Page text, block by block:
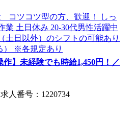
作】未経験でも時給1,450円！／
人番号：1220734